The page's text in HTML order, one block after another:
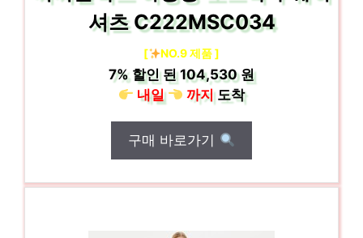
셔츠 C222MSC034
[ NO.9 제품 ]
7%할인 된104,530 원
내일
까지도착
구매 바로가기